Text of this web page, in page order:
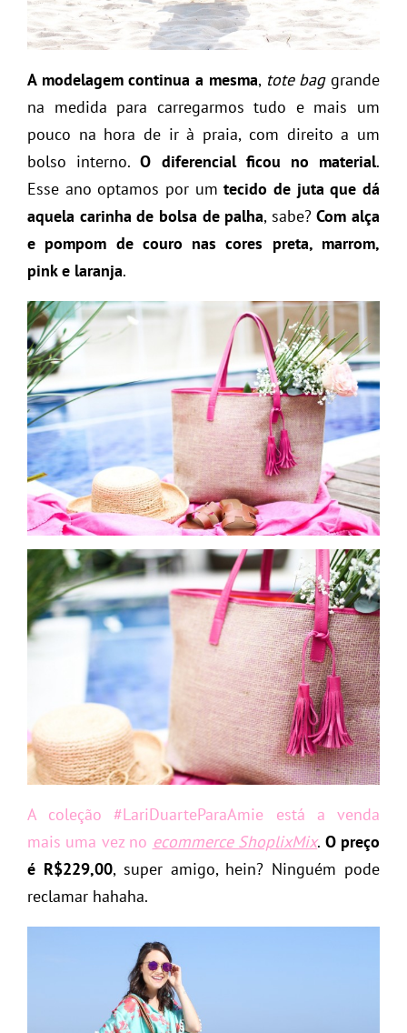
A modelagem continua a mesma, tote baggrande
na medida para carregarmos tudo e mais um
pouco na hora de ir à praia, com direito a um
bolso interno.O diferencial ficou no material.
Esse ano optamos por umtecido de juta que dá
aquela carinha de bolsa de palha, sabe?Com alça
e pompom de couro nas cores preta, marrom,
pink e laranja.
A coleção #LariDuarteParaAmie está a venda
mais uma vez no ecommerce ShoplixMix. O preço
é R$229,00, super amigo, hein? Ninguém pode
reclamar hahaha.